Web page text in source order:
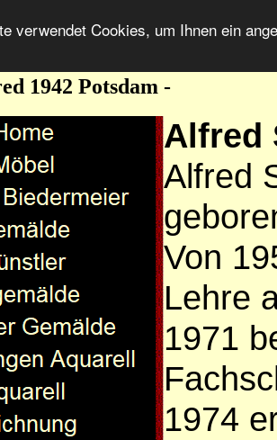
verwendet Cookies, um Ihnen ein
1942 Potsdam -
Alfred
Alfred
Von
Lehre
1971
1974